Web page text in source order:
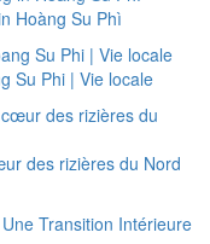
Hoàng Su Phì
Su Phi | Vie locale
des rizières du Nord